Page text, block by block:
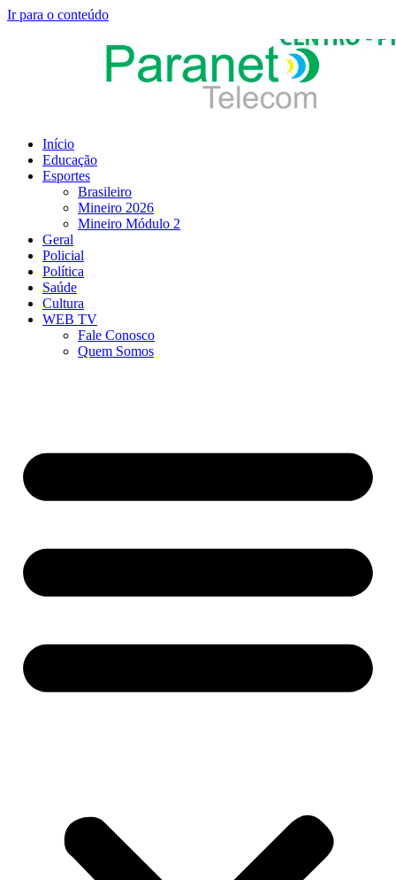
Ir para o conteúdo
Início
Educação
Esportes
Brasileiro
Mineiro 2026
Mineiro Módulo 2
Geral
Policial
Política
Saúde
Cultura
WEB TV
Fale Conosco
Quem Somos